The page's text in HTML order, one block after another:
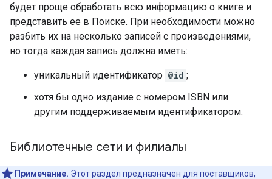
будет проще обработать всю информацию о книге и
представить ее в Поиске. При необходимости можно
разбить их на несколько записей с произведениями,
но тогда каждая запись должна иметь:
уникальный идентификатор @id ;
хотя бы одно издание с номером ISBN или
другим поддерживаемым идентификатором.
Библиотечные сети и филиалы
Примечание. Этот раздел предназначен для поставщиков,